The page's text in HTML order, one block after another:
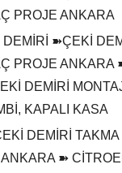
PROJE ANKARA
➽ÇEKİ
PROJE ANKARA
DEMİRİ
KAPALI KASA
DEMİRİ TAKMA
➽